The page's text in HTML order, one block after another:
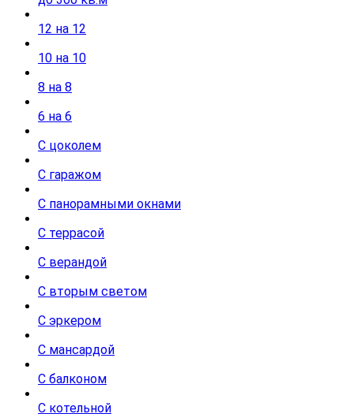
12 на 12
10 на 10
8 на 8
6 на 6
С цоколем
С гаражом
С панорамными окнами
С террасой
С верандой
С вторым светом
С эркером
С мансардой
С балконом
С котельной